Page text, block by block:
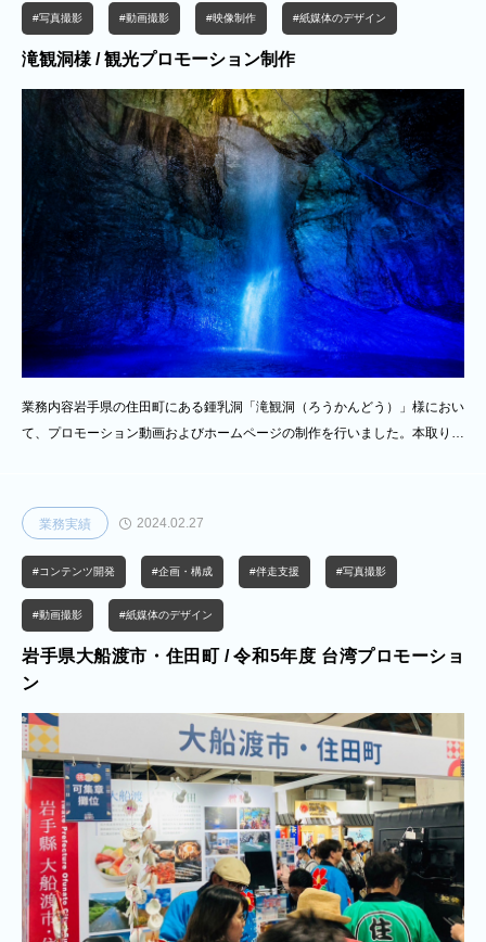
洗濯物の受
#写真撮影 #動画撮影 #映像制作 #紙媒体のデザイン
滝観洞様 / 観光プロモーション制作
業務内容岩手県の住田町にある鍾乳洞「滝観洞（ろうかんどう）」様におい
て、プロモーション動画およびホームページの制作を行いました。本取り組
略、情報発信設計までを一体的に整理し、事業として機能する導線設計を含
めた伴走支援を行いました。滝観洞は国内最大級の洞窟内滝を有する希少な
観光資源である一方、認知度が低く、周辺観光地と比較して情報発信や魅力
訴求が十分に行われていないという課題がありました。また、施設のリニュ
ーアルを契機として、従来の鍾乳洞体験に
業務実績 2024.02.27
#コンテンツ開発 #企画・構成 #伴走支援 #写真撮影
#動画撮影 #紙媒体のデザイン
岩手県大船渡市・住田町 / 令和5年度 台湾プロモーショ
ン